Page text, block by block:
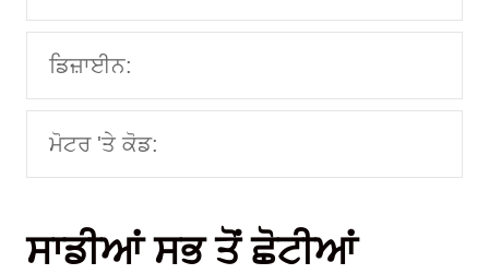
ਡਿਜ਼ਾਈਨ:
ਮੋਟਰ 'ਤੇ ਕੋਡ:
ਸਾਡੀਆਂ ਸਭ ਤੋਂ ਛੋਟੀਆਂ